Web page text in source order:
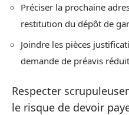
Préciser la prochaine
restitution du dépôt de
Joindre les pièces
demande de préavis
Respecter
le risque de devoir